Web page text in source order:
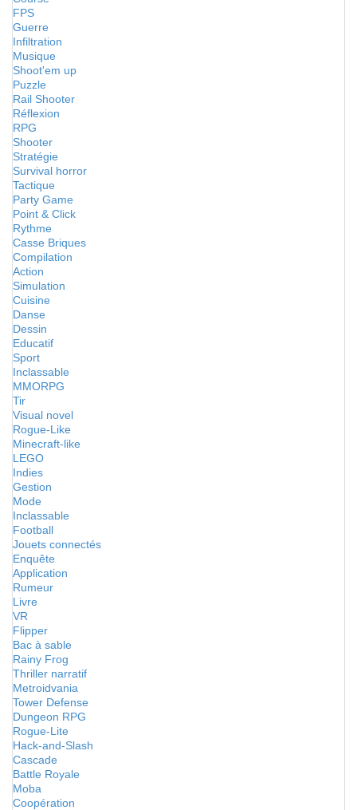
FPS
Guerre
Infiltration
Musique
Shoot'em up
Puzzle
Rail Shooter
Réflexion
RPG
Shooter
Stratégie
Survival horror
Tactique
Party Game
Point & Click
Rythme
Casse Briques
Compilation
Action
Simulation
Cuisine
Danse
Dessin
Educatif
Sport
Inclassable
MMORPG
Tir
Visual novel
Rogue-Like
Minecraft-like
LEGO
Indies
Gestion
Mode
Inclassable
Football
Jouets connectés
Enquête
Application
Rumeur
Livre
VR
Flipper
Bac à sable
Rainy Frog
Thriller narratif
Metroidvania
Tower Defense
Dungeon RPG
Rogue-Lite
Hack-and-Slash
Cascade
Battle Royale
Moba
Coopération